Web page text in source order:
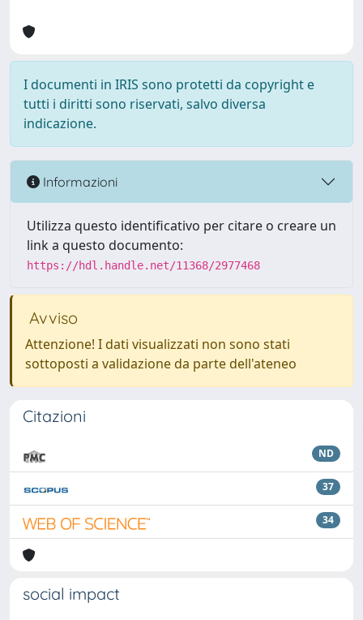
I documenti in IRIS sono protetti da copyright e
tutti i diritti sono riservati, salvo diversa
indicazione.
Informazioni
Utilizza questo identificativo per citare o creare un
link a questo documento:
https://hdl.handle.net/11368/2977468
Avviso
Attenzione! I dati visualizzati non sono stati
sottoposti a validazione da parte dell'ateneo
Citazioni
ND
37
34
social impact